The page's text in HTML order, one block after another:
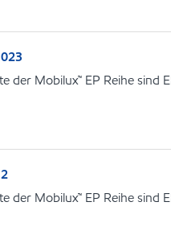
der Mobilux™ EP Reihe sind
der Mobilux™ EP Reihe sind